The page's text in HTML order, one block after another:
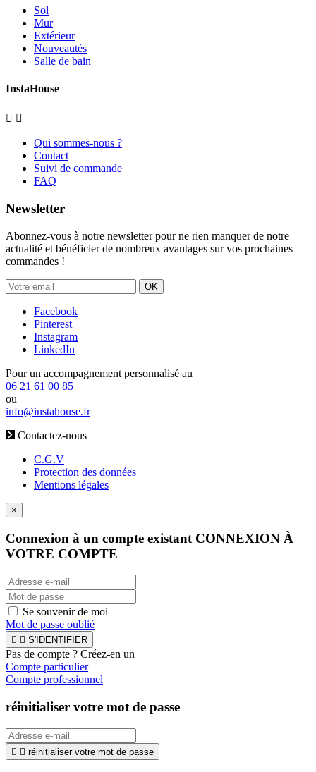
Sol
Mur
Extérieur
Nouveautés
Salle de bain
InstaHouse
 
Qui sommes-nous ?
Contact
Suivi de commande
FAQ
Newsletter
Abonnez-vous à notre newsletter pour ne rien manquer de notre
actualité et bénéficier de nombreux avantages sur vos prochaines
commandes !
OK
Facebook
Pinterest
Instagram
LinkedIn
Pour un accompagnement personnalisé au
06 21 61 00 85
ou
info@instahouse.fr
Contactez-nous
C.G.V
Protection des données
Mentions légales
×
Connexion à un compte existant CONNEXION À
VOTRE COMPTE
Se souvenir de moi
Mot de passe oublié
  S'IDENTIFIER
Pas de compte ? Créez-en un
Compte particulier
Compte professionnel
réinitialiser votre mot de passe
  réinitialiser votre mot de passe